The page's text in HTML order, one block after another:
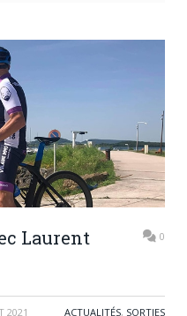
Laurent
0
2021 ACTUALITÉS, SORTIES